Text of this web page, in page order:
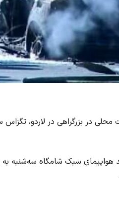
در بزرگراهی در لاردو،
سبک شامگاه سه‌شنبه به